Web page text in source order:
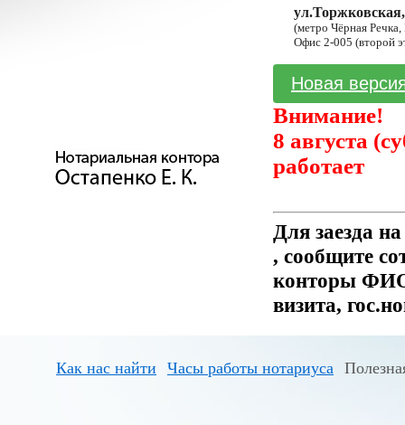
(метро Чёрная
Офис 2-005 (второй
Новая
Внимание!
8 августа
работает
Для заезда
, сообщите
конторы ФИО
визита,
Как нас найти Часы работы нотариуса